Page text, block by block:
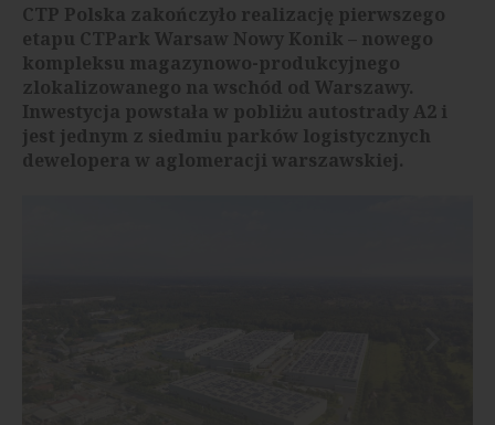
CTP Polska zakończyło realizację pierwszego
etapu CTPark Warsaw Nowy Konik – nowego
kompleksu magazynowo-produkcyjnego
zlokalizowanego na wschód od Warszawy.
Inwestycja powstała w pobliżu autostrady A2 i
jest jednym z siedmiu parków logistycznych
dewelopera w aglomeracji warszawskiej.